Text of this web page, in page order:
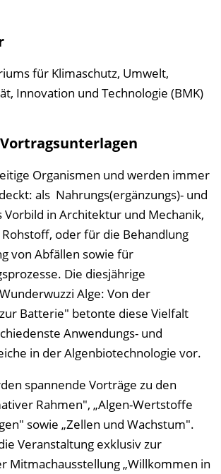
n
i
n
b
l
e
für Klimaschutz, Umwelt,
Innovation und Technologie (BMK)
Organismen und werden immer
als Nahrungs(ergänzungs)- und
in Architektur und Mechanik,
oder für die Behandlung
von Abfällen sowie für
Die diesjährige
Alge: Von der
Batterie" betonte diese Vielfalt
Anwendungs- und
in der Algenbiotechnologie vor.
spannende Vorträge zu den
Rahmen", „Algen-Wertstoffe
sowie „Zellen und Wachstum".
Veranstaltung exklusiv zur
Mitmachausstellung „Willkommen in